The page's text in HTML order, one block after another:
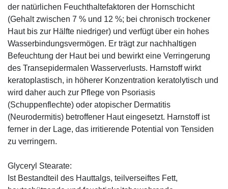
der natürlichen Feuchthaltefaktoren der Hornschicht
(Gehalt zwischen 7 % und 12 %; bei chronisch trockener
Haut bis zur Hälfte niedriger) und verfügt über ein hohes
Wasserbindungsvermögen. Er trägt zur nachhaltigen
Befeuchtung der Haut bei und bewirkt eine Verringerung
des Transepidermalen Wasserverlusts. Harnstoff wirkt
keratoplastisch, in höherer Konzentration keratolytisch und
wird daher auch zur Pflege von Psoriasis
(Schuppenflechte) oder atopischer Dermatitis
(Neurodermitis) betroffener Haut eingesetzt. Harnstoff ist
ferner in der Lage, das irritierende Potential von Tensiden
zu verringern.
Glyceryl Stearate:
Ist Bestandteil des Hauttalgs, teilverseiftes Fett,